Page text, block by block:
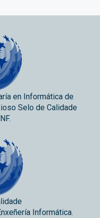
en Informática de
Selo de Calidade
Informática.